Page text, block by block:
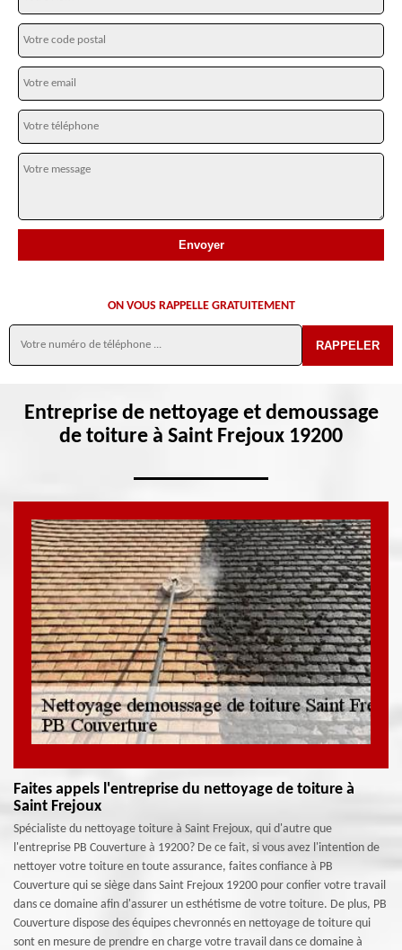
ON VOUS RAPPELLE GRATUITEMENT
Entreprise de nettoyage et demoussage
de toiture à Saint Frejoux 19200
Faites appels l'entreprise du nettoyage de toiture à
Saint Frejoux
Spécialiste du nettoyage toiture à Saint Frejoux, qui d'autre que
l'entreprise PB Couverture à 19200? De ce fait, si vous avez l'intention de
nettoyer votre toiture en toute assurance, faites confiance à PB
Couverture qui se siège dans Saint Frejoux 19200 pour confier votre travail
dans ce domaine afin d'assurer un esthétisme de votre toiture. De plus, PB
Couverture dispose des équipes chevronnés en nettoyage de toiture qui
sont en mesure de prendre en charge votre travail dans ce domaine à